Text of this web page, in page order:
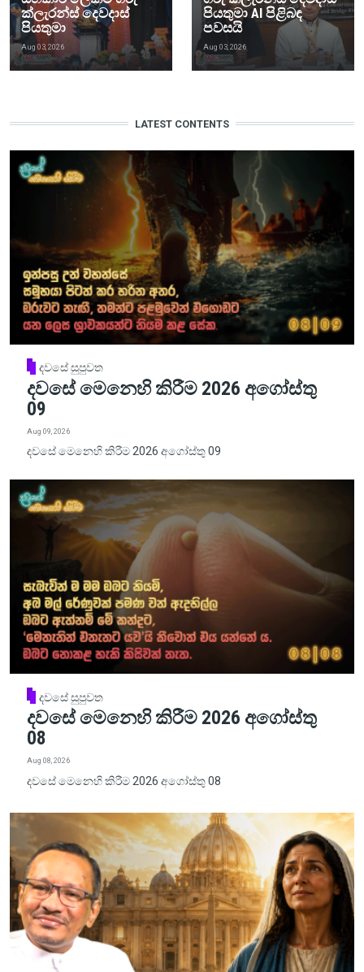
ක්ලැරන්ස් දෙවදාස්
පියතුමා
Aug 03, 2026
පියතුමා AI පිළිබඳ
පවසයි
Aug 03, 2026
LATEST CONTENTS
දවසේ සුපුවත
දවසේ මෙනෙහි කිරීම 2026 අගෝස්තු
09
Aug 09, 2026
දවසේ මෙනෙහි කිරීම 2026 අගෝස්තු 09
දවසේ සුපුවත
දවසේ මෙනෙහි කිරීම 2026 අගෝස්තු
08
Aug 08, 2026
දවසේ මෙනෙහි කිරීම 2026 අගෝස්තු 08